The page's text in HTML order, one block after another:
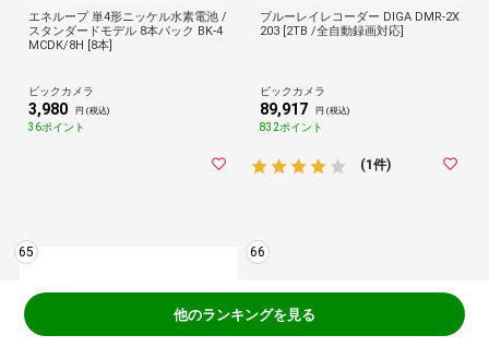
エネループ 単4形ニッケル水素電池 /
スタンダードモデル 8本パック BK-4
MCDK/8H [8本]
ビックカメラ
3,980 円 (税込)
36ポイント
ブルーレイレコーダー DIGA DMR-2X
203 [2TB /全自動録画対応]
ビックカメラ
89,917 円 (税込)
832ポイント
(1件)
65 66
他のランキングを見る